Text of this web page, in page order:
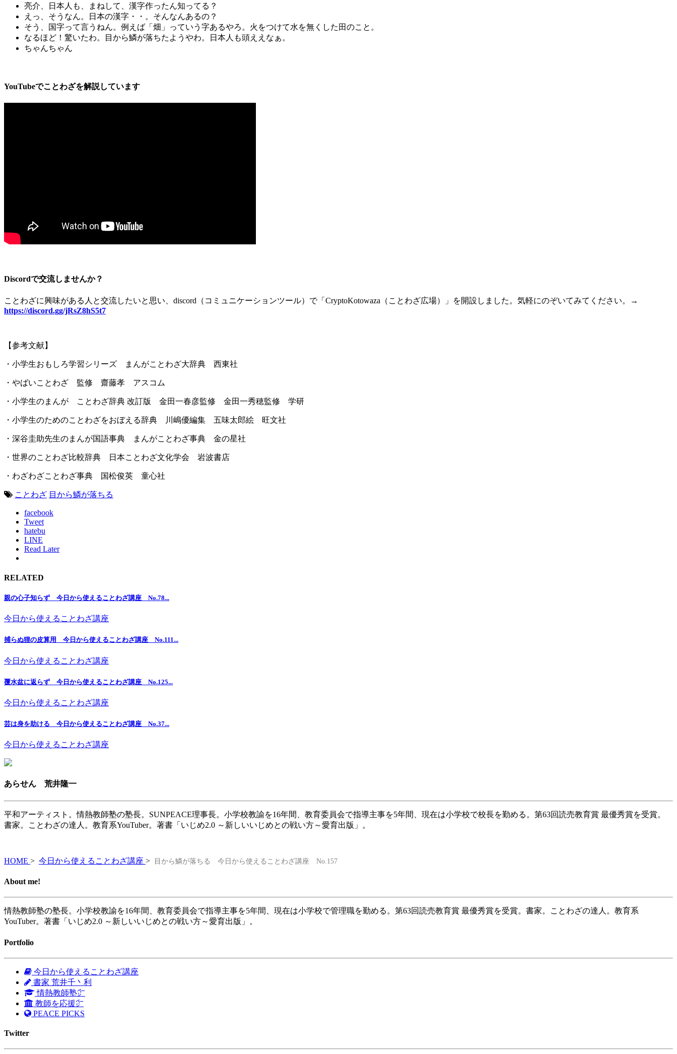
亮介、日本人も、まねして、漢字作ったん知ってる？
えっ、そうなん。日本の漢字・・。そんなんあるの？
そう、国字って言うねん。例えば「畑」っていう字あるやろ。火をつけて水を無くした田のこと。
なるほど！驚いたわ。目から鱗が落ちたようやわ。日本人も頭ええなぁ。
ちゃんちゃん
YouTubeでことわざを解説しています
Discordで交流しませんか？
ことわざに興味がある人と交流したいと思い、 discord （コミュニケーションツール）で「 CryptoKotowaza （ことわざ広場）」を開設しました。気軽にのぞいてみてください。
→
https://discord.gg/jRsZ8hS5t7
【参考文献】
・小学生おもしろ学習シリーズ まんがことわざ大辞典 西東社
・やばいことわざ 監修 齋藤孝 アスコム
・小学生のまんが ことわざ辞典 改訂版 金田一春彦監修 金田一秀穂監修 学研
・小学生のためのことわざをおぼえる辞典 川嶋優編集 五味太郎絵 旺文社
・深谷圭助先生のまんが国語事典 まんがことわざ事典 金の星社
・世界のことわざ比較辞典 日本ことわざ文化学会 岩波書店
・わざわざことわざ事典 国松俊英 童心社
ことわざ 目から鱗が落ちる
facebook
Tweet
hatebu
LINE
Read Later
RELATED
親の心子知らず 今日から使えることわざ講座 No.78...
今日から使えることわざ講座
捕らぬ狸の皮算用 今日から使えることわざ講座 No.111...
今日から使えることわざ講座
覆水盆に返らず 今日から使えることわざ講座 No.125...
今日から使えることわざ講座
芸は身を助ける 今日から使えることわざ講座 No.37...
今日から使えることわざ講座
あらせん 荒井隆一
平和アーティスト。情熱教師塾の塾長。SUNPEACE理事長。小学校教諭を16年間、教育委員会で指導主事を5年間、現在は小学校で校長を勤める。第63回読売教育賞 最優秀賞を受賞。
書家。ことわざの達人。教育系YouTuber。著書「いじめ2.0 ～新しいいじめとの戦い方～愛育出版」。
HOME > 今日から使えることわざ講座 > 目から鱗が落ちる 今日から使えることわざ講座 No.157
About me!
情熱教師塾の塾長。小学校教諭を16年間、教育委員会で指導主事を5年間、現在は小学校で管理職を勤める。第63回読売教育賞 最優秀賞を受賞。書家。ことわざの達人。教育系
YouTuber。著書「いじめ2.0 ～新しいいじめとの戦い方～愛育出版」。
Portfolio
今日から使えることわざ講座
書家 荒井千丶利
情熱教師塾㌻
教師を応援㌻
PEACE PICKS
Twitter